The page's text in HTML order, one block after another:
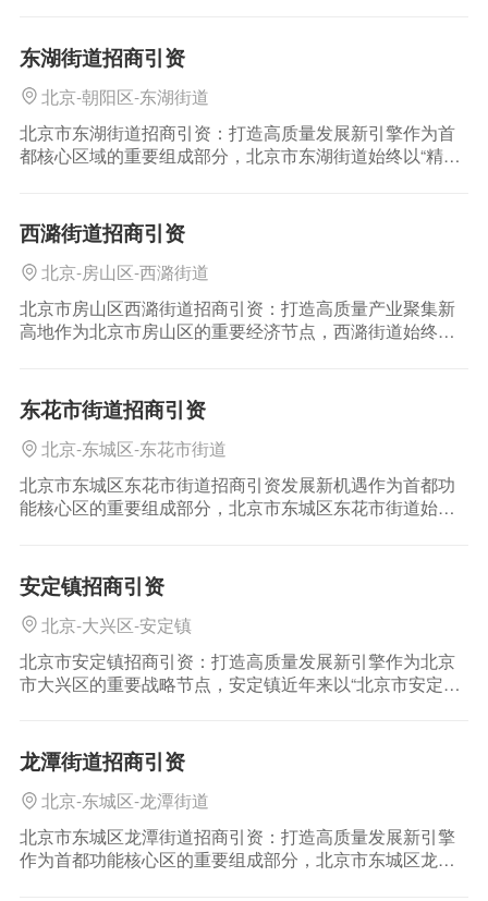
企业投资兴业的优选
东湖街道招商引资
北京-朝阳区-东湖街道
北京市东湖街道招商引资：打造高质量发展新引擎作为首
都核心区域的重要组成部分，北京市东湖街道始终以“精准
位条件、完善的产业配套
西潞街道招商引资
北京-房山区-西潞街道
北京市房山区西潞街道招商引资：打造高质量产业聚集新
高地作为北京市房山区的重要经济节点，西潞街道始终
西潞街道招商引资
东花市街道招商引资
北京-东城区-东花市街道
北京市东城区东花市街道招商引资发展新机遇作为首都功
能核心区的重要组成部分，北京市东城区东花市街道始终
提供全生命周期服务。近年来
安定镇招商引资
北京-大兴区-安定镇
北京市安定镇招商引资：打造高质量发展新引擎作为北京
市大兴区的重要战略节点，安定镇近年来以“北京市安定镇
为全国企业搭建
龙潭街道招商引资
北京-东城区-龙潭街道
北京市东城区龙潭街道招商引资：打造高质量发展新引擎
作为首都功能核心区的重要组成部分，北京市东城区龙潭